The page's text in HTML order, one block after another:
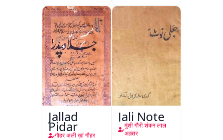
Jallad
Pidar
गौहर अली ख़ां गौहर
Jali Note
मुंशी गौरी शंकर लाल
अख़्तर